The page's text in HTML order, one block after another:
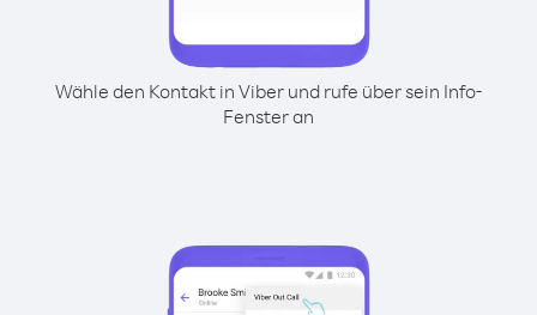
Wähle den Kontakt in Viber und rufe über sein Info-
Fenster an